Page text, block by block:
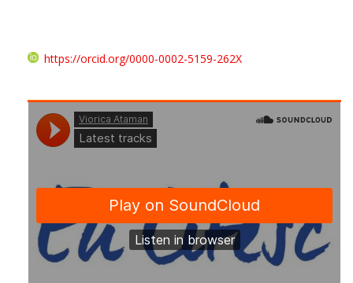
https://orcid.org/0000-0002-5159-262X